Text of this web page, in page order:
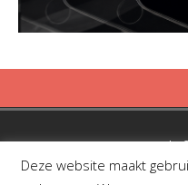
Copyright
Deze website maakt